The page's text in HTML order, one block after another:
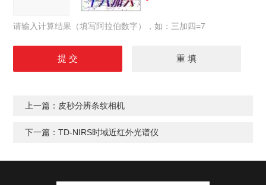
请输入计算结果（填写阿拉伯数字），如：三加四=7
上一篇： 皮秒分辨条纹相机
下一篇：TD-NIRS时域近红外光谱仪